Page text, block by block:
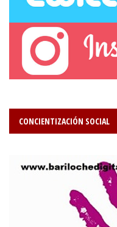
CONCIENTIZACIÓN SOCIAL